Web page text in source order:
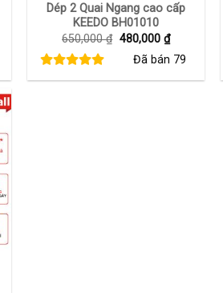
₫.
Dép 2 Quai Ngang cao cấp
KEEDO BH01010
650,000₫ Giá
480,000 ₫Giá
hiện
tại
480,000 ₫.
Đã bán 79